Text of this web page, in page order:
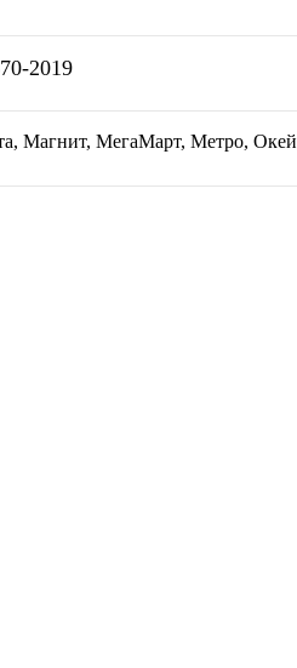
2019
Магнит, МегаМарт, Метро,